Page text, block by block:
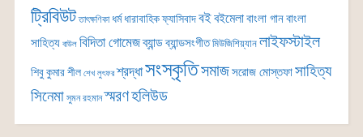
ট্রিবিউট তাৎক্ষণিকা ধর্ম ধারাবাহিকফ্যাসিবাদবইবইমেলাবাংলা গানবাংলা
সাহিত্য বাউল বিদিতা গোমেজব্যান্ডব্যান্ডসংগীত মিউজিশিয়্যান লাইফস্টাইল
শিবু কুমার শীল শেখ লুৎফর শ্রদ্ধাসংস্কৃতিসমাজসরোজ মোস্তফাসাহিত্য
সিনেমা সুমন রহমান স্মরণহলিউড